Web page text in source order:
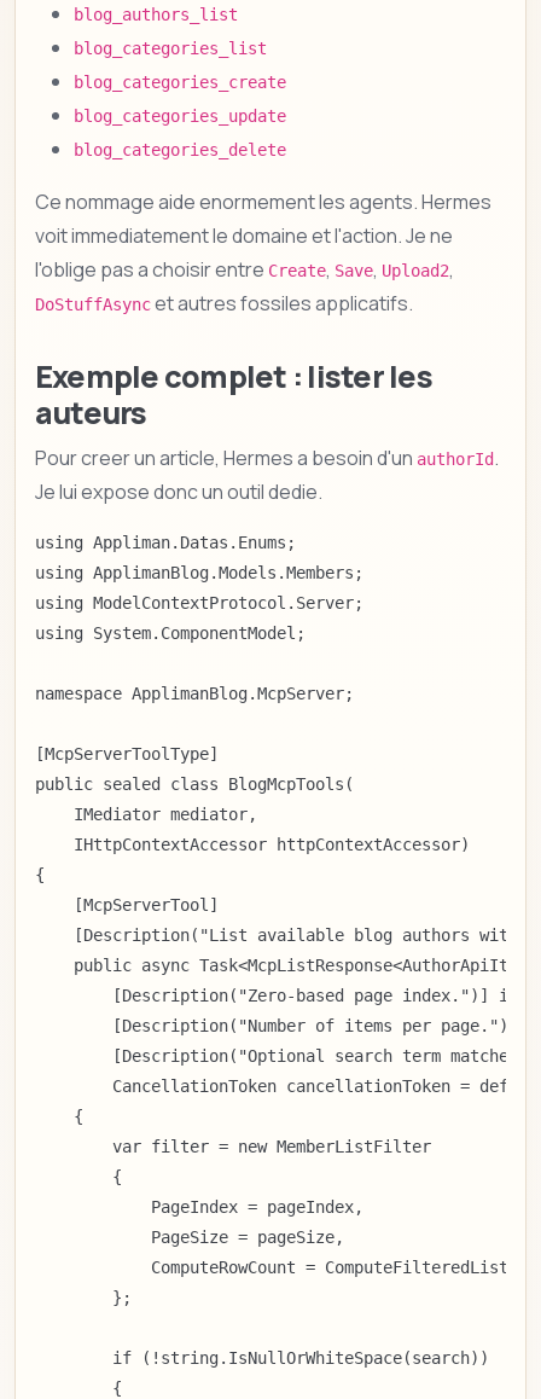
blog_authors_list
blog_categories_list
blog_categories_create
blog_categories_update
blog_categories_delete
Ce nommage aide enormement les agents. Hermes
voit immediatement le domaine et l'action. Je ne
l'oblige pas a choisir entre Create, Save, Upload2,
DoStuffAsyncet autres fossiles applicatifs.
Exemple complet : lister les
auteurs
Pour creer un article, Hermes a besoin d'un authorId.
Je lui expose donc un outil dedie.
using Appliman.Datas.Enums;
using ApplimanBlog.Models.Members;
using ModelContextProtocol.Server;
using System.ComponentModel;
namespace ApplimanBlog.McpServer;
[McpServerToolType]
public sealed class BlogMcpTools(
    IMediator mediator,
    IHttpContextAccessor httpContextAccessor)
{
    [McpServerTool]
[Description("List available blog authors with
public async
[Description("Zero-based page index.")] int
[Description("Number of items per page.")]
[Description("Optional search term matched
CancellationToken cancellationToken =
    {
        var filter = new MemberListFilter
        {
            PageIndex = pageIndex,
            PageSize = pageSize,
ComputeRowCount =
        };
        if (!string.IsNullOrWhiteSpace(search))
        {